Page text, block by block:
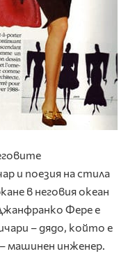
и поезия на стила
в неговия океан
Фере е
– дядо, който е
машинен инженер.